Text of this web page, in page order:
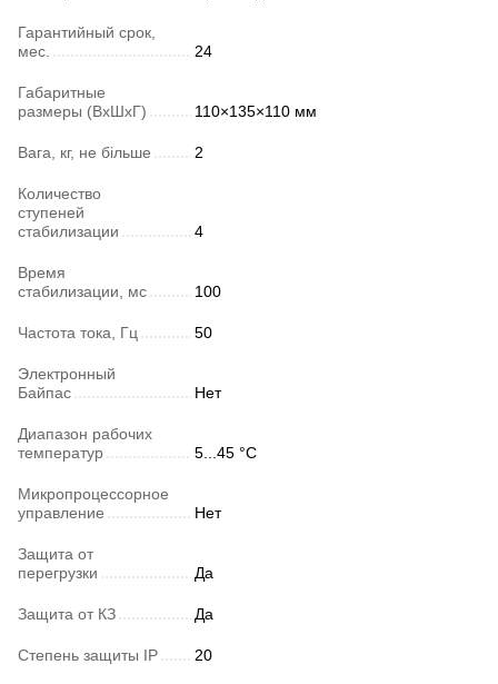
Гарантийный срок,
мес.
24
Габаритные
размеры (ВхШхГ)
110×135×110 мм
Вага, кг, не більше 2
Количество
ступеней
стабилизации
4
Время
стабилизации, мс
100
Частота тока, Гц 50
Электронный
Байпас
Нет
Диапазон рабочих
температур
5...45 °C
Микропроцессорное
управление
Нет
Защита от
перегрузки
Да
Защита от КЗ Да
Степень защиты IP 20